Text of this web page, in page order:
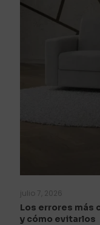
julio 7, 2026
Los errores más
y cómo evitarlos